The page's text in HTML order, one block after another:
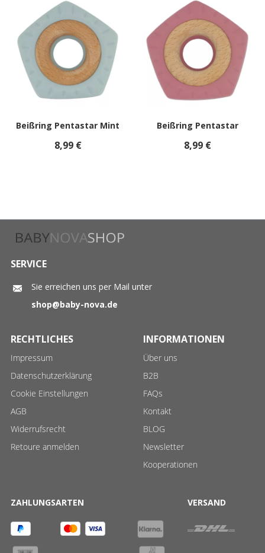
Beißring Pentastar Mint
8,99 €
Beißring Pentastar
8,99 €
SERVICE
Sie erreichen uns per Mail unter
shop@baby-nova.de
RECHTLICHES
Impressum
Datenschutzerklärung
Cookie Einstellungen
AGB
Widerrufsrecht
Retoure anmelden
INFORMATIONEN
Über uns
B2B
FAQs
Kontakt
BLOG
Newsletter
Kooperationen
ZAHLUNGSARTEN VERSAND